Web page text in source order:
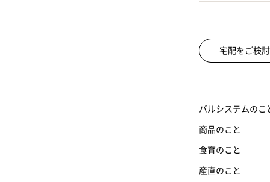
宅配をご検
パルシステムのこ
商品のこと
食育のこと
産直のこと